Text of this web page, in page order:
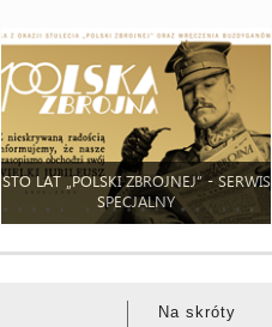
STO LAT „POLSKI ZBROJNEJ” - SERWIS
SPECJALNY
Na skróty